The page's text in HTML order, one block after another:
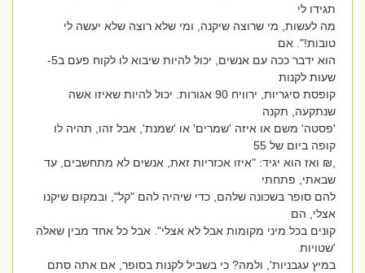
תגידו לי
מה לעשות, מי שרוצה שיקנה, ומי שלא רוצה שלא יעשה לי
טובות!". אם
הוא ידבר ככה עם אנשים, יכול להיות שיבוא לו לקוח פעם ב5-
שעות לקנות
קופסת סיגריות, ירוויח 90 אגורות. יכול להיות שאיזו אשה
שנתקעה, תקנה
'פסטה' משם או איזה 'שמרים' או 'שמנת', אבל זהו, תהיה לו
קופה ביום של 55
,₪ ואז הוא יגיד: "איזו אכזריות זאת, אנשים לא מתחשבים, עד
שבאתי, פתחתי
להם סופר בשכונה שלהם, כדי שיהיה להם "קל", ובמקום שיקנו
אצלי, הם
קונים בכל מיני מקומות אבל לא אצלי". אבל כל אחד מבין שאלה
'שטויות
במיץ עגבניות', ולמה? כי בשביל לקנות בסופר, אם אתה סתם